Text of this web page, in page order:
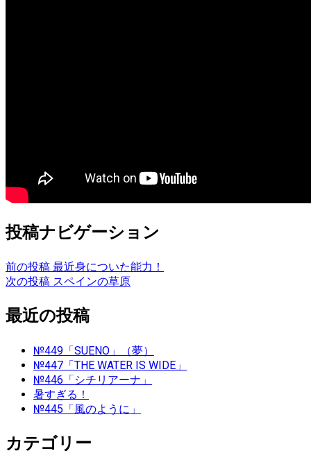
投稿ナビゲーション
前の投稿 最近身についた能力！
次の投稿 スペインの草原
最近の投稿
№449「SUENO」（夢）
№447「THE WATER IS WIDE」
№446「シチリアーナ」
暑すぎる！
№445「風のように」
カテゴリー